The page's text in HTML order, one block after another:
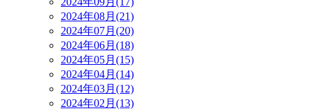
2024年08月(21)
2024年07月(20)
2024年06月(18)
2024年05月(15)
2024年04月(14)
2024年03月(12)
2024年02月(13)